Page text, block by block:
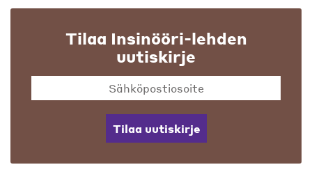
Tilaa Insinööri-lehden
uutiskirje
Tilaa uutiskirje